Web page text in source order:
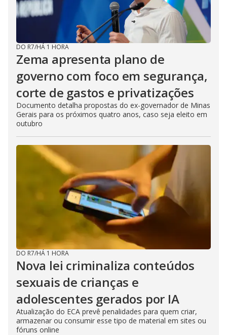
DO R7/HÁ 1 HORA
Zema apresenta plano de
governo com foco em segurança,
corte de gastos e privatizações
Documento detalha propostas do ex-governador de Minas
Gerais para os próximos quatro anos, caso seja eleito em
outubro
DO R7/HÁ 1 HORA
Nova lei criminaliza conteúdos
sexuais de crianças e
adolescentes gerados por IA
Atualização do ECA prevê penalidades para quem criar,
armazenar ou consumir esse tipo de material em sites ou
fóruns online